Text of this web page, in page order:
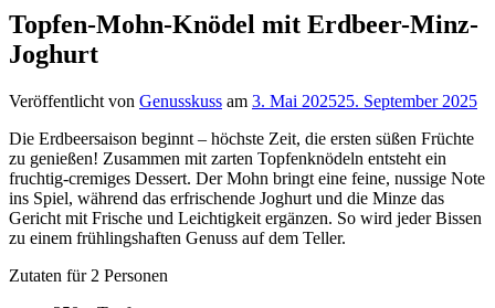
Topfen-Mohn-Knödel mit Erdbeer-Minz-
Joghurt
Veröffentlicht von Genusskuss am 3. Mai 202525. September 2025
Die Erdbeersaison beginnt – höchste Zeit, die ersten süßen Früchte
zu genießen! Zusammen mit zarten Topfenknödeln entsteht ein
fruchtig-cremiges Dessert. Der Mohn bringt eine feine, nussige Note
ins Spiel, während das erfrischende Joghurt und die Minze das
Gericht mit Frische und Leichtigkeit ergänzen. So wird jeder Bissen
zu einem frühlingshaften Genuss auf dem Teller.
Zutaten für 2 Personen